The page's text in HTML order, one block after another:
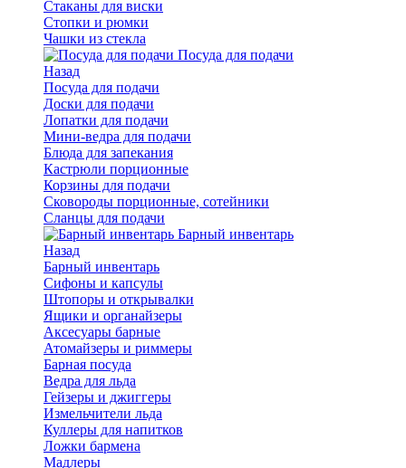
Стаканы для виски
Стопки и рюмки
Чашки из стекла
Посуда для подачи
Назад
Посуда для подачи
Доски для подачи
Лопатки для подачи
Мини-ведра для подачи
Блюда для запекания
Кастрюли порционные
Корзины для подачи
Сковороды порционные, сотейники
Сланцы для подачи
Барный инвентарь
Назад
Барный инвентарь
Сифоны и капсулы
Штопоры и открывалки
Ящики и органайзеры
Аксесуары барные
Атомайзеры и риммеры
Барная посуда
Ведра для льда
Гейзеры и джиггеры
Измельчители льда
Куллеры для напитков
Ложки бармена
Мадлеры